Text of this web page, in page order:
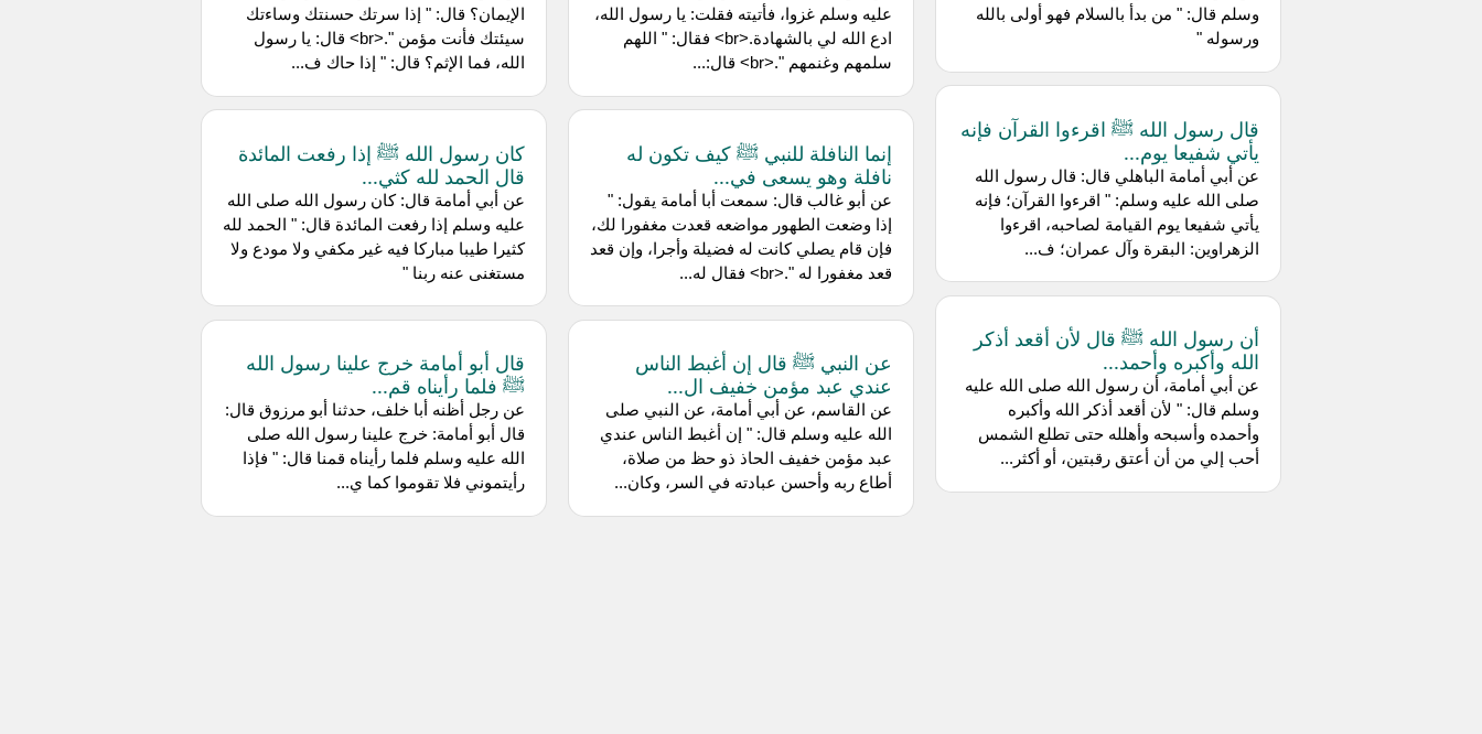
وسلم قال: " من بدأ بالسلام فهو أولى بالله
ورسوله "
قال رسول الله ﷺ اقرءوا القرآن فإنه
يأتي شفيعا يوم...
عن أبي أمامة الباهلي قال: قال رسول الله
صلى الله عليه وسلم: " اقرءوا القرآن؛ فإنه
يأتي شفيعا يوم القيامة لصاحبه، اقرءوا
الزهراوين: البقرة وآل عمران؛ ف...
أن رسول الله ﷺ قال لأن أقعد أذكر
الله وأكبره وأحمد...
عن أبي أمامة، أن رسول الله صلى الله عليه
وسلم قال: " لأن أقعد أذكر الله وأكبره
وأحمده وأسبحه وأهلله حتى تطلع الشمس
أحب إلي من أن أعتق رقبتين، أو أكثر...
عليه وسلم غزوا، فأتيته فقلت: يا رسول الله،
ادع الله لي بالشهادة.<br> فقال: " اللهم
سلمهم وغنمهم ".<br> قال:...
إنما النافلة للنبي ﷺ كيف تكون له
نافلة وهو يسعى في...
عن أبو غالب قال: سمعت أبا أمامة يقول: "
إذا وضعت الطهور مواضعه قعدت مغفورا لك،
فإن قام يصلي كانت له فضيلة وأجرا، وإن قعد
قعد مغفورا له ".<br> فقال له...
عن النبي ﷺ قال إن أغبط الناس
عندي عبد مؤمن خفيف ال...
عن القاسم، عن أبي أمامة، عن النبي صلى
الله عليه وسلم قال: " إن أغبط الناس عندي
عبد مؤمن خفيف الحاذ ذو حظ من صلاة،
أطاع ربه وأحسن عبادته في السر، وكان...
الإيمان؟ قال: " إذا سرتك حسنتك وساءتك
سيئتك فأنت مؤمن ".<br> قال: يا رسول
الله، فما الإثم؟ قال: " إذا حاك ف...
كان رسول الله ﷺ إذا رفعت المائدة
قال الحمد لله كثي...
عن أبي أمامة قال: كان رسول الله صلى الله
عليه وسلم إذا رفعت المائدة قال: " الحمد لله
كثيرا طيبا مباركا فيه غير مكفي ولا مودع ولا
مستغنى عنه ربنا "
قال أبو أمامة خرج علينا رسول الله
ﷺ فلما رأيناه قم...
عن رجل أظنه أبا خلف، حدثنا أبو مرزوق قال:
قال أبو أمامة: خرج علينا رسول الله صلى
الله عليه وسلم فلما رأيناه قمنا قال: " فإذا
رأيتموني فلا تقوموا كما ي...